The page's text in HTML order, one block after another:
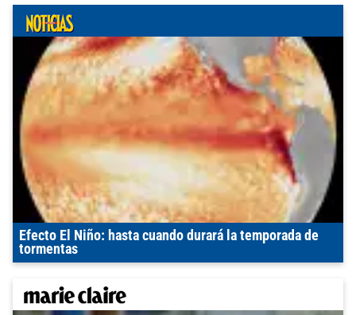
Efecto El Niño: hasta cuando durará la temporada de
tormentas